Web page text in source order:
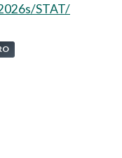
STAT/